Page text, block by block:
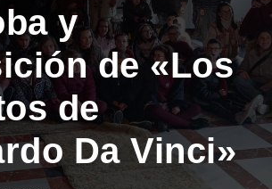
y
de «Los
de
Da Vinci»